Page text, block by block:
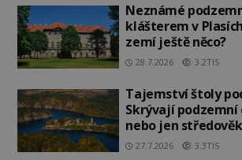
Neznámé
klášterem v
zemí ještě něco?
28.7.2026 3.2TIS
Tajemství štoly
Skrývají podzemní
nebo jen
27.7.2026 3.3TIS